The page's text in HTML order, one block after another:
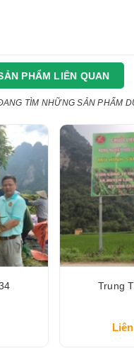
PHẨM LIÊN QUAN
TÌM NHỮNG SẢN PHẨM
Trung